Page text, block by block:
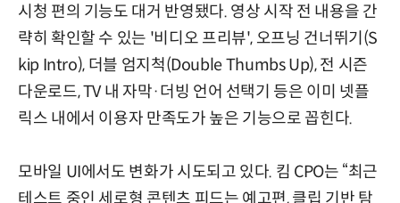
시청 편의 기능도 대거 반영됐다. 영상 시작 전 내용을 간
략히 확인할 수 있는 '비디오 프리뷰', 오프닝 건너뛰기(S
kip Intro), 더블 엄지척(Double Thumbs Up), 전 시즌
다운로드, TV 내 자막·더빙 언어 선택기 등은 이미 넷플
릭스 내에서 이용자 만족도가 높은 기능으로 꼽힌다.
모바일 UI에서도 변화가 시도되고 있다. 킴 CPO는 “최근
테스트 중인 세로형 콘텐츠 피드는 예고편, 클립 기반 탐